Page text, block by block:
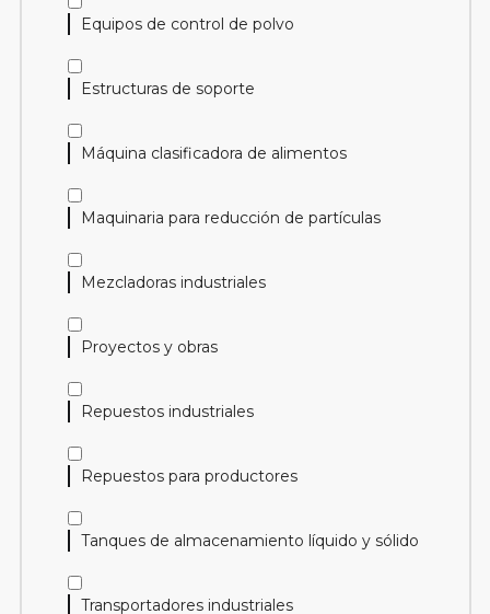
Equipos de control de polvo
Estructuras de soporte
Máquina clasificadora de alimentos
Maquinaria para reducción de partículas
Mezcladoras industriales
Proyectos y obras
Repuestos industriales
Repuestos para productores
Tanques de almacenamiento líquido y sólido
Transportadores industriales